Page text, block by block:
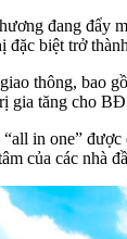
đang đẩy
biệt trở
thông, bao
gia tăng cho
in one”
của các nhà